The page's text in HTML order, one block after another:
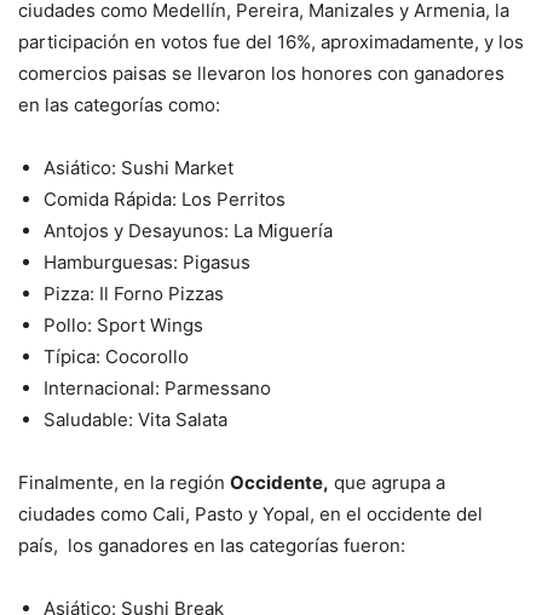
ciudades como Medellín, Pereira, Manizales y Armenia, la
participación en votos fue del 16%, aproximadamente, y los
comercios paisas se llevaron los honores con ganadores
en las categorías como:
Asiático: Sushi Market
Comida Rápida: Los Perritos
Antojos y Desayunos: La Miguería
Hamburguesas: Pigasus
Pizza: Il Forno Pizzas
Pollo: Sport Wings
Típica: Cocorollo
Internacional: Parmessano
Saludable: Vita Salata
Finalmente, en la región Occidente, que agrupa a
ciudades como Cali, Pasto y Yopal, en el occidente del
país, los ganadores en las categorías fueron:
Asiático: Sushi Break